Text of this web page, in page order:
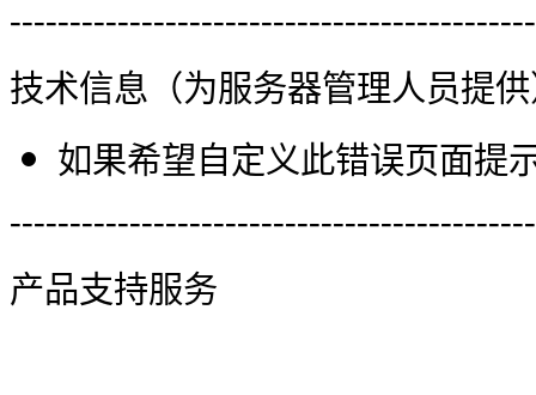
技术信息（为服务器管理人员提
如果希望自定义此错误页面提
产品支持服务